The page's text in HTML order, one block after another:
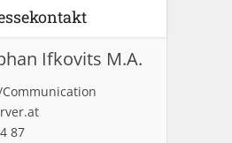
Ifkovits M.A.
87